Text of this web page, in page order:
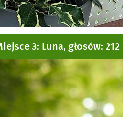
3: Luna, głosów: 212